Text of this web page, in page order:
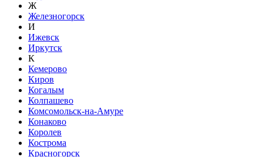
Ж
Железногорск
И
Ижевск
Иркутск
К
Кемерово
Киров
Когалым
Колпашево
Комсомольск-на-Амуре
Конаково
Королев
Кострома
Красногорск